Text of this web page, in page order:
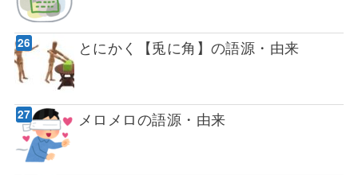
とにかく【兎に角】の語源・由来
メロメロの語源・由来